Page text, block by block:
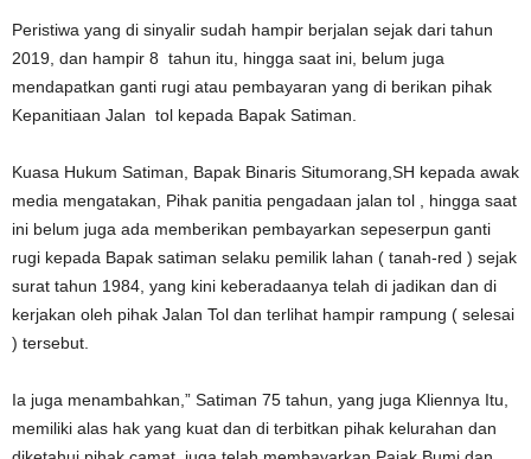
Peristiwa yang di sinyalir sudah hampir berjalan sejak dari tahun
2019, dan hampir 8 tahun itu, hingga saat ini, belum juga
mendapatkan ganti rugi atau pembayaran yang di berikan pihak
Kepanitiaan Jalan tol kepada Bapak Satiman.
Kuasa Hukum Satiman, Bapak Binaris Situmorang,SH kepada awak
media mengatakan, Pihak panitia pengadaan jalan tol , hingga saat
ini belum juga ada memberikan pembayarkan sepeserpun ganti
rugi kepada Bapak satiman selaku pemilik lahan ( tanah-red ) sejak
surat tahun 1984, yang kini keberadaanya telah di jadikan dan di
kerjakan oleh pihak Jalan Tol dan terlihat hampir rampung ( selesai
) tersebut.
Ia juga menambahkan,” Satiman 75 tahun, yang juga Kliennya Itu,
memiliki alas hak yang kuat dan di terbitkan pihak kelurahan dan